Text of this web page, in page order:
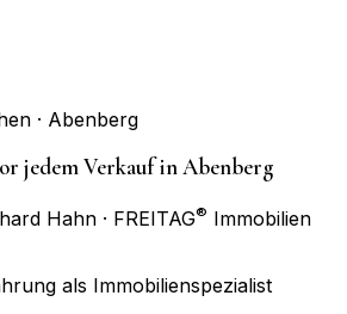
· Abenberg
jedem Verkauf in Abenberg
Hahn · FREITAG® Immobilien
als Immobilienspezialist